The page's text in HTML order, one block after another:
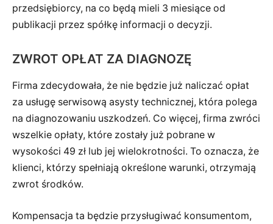
przedsiębiorcy, na co będą mieli 3 miesiące od
publikacji przez spółkę informacji o decyzji.
ZWROT OPŁAT ZA DIAGNOZĘ
Firma zdecydowała, że nie będzie już naliczać opłat
za usługę serwisową asysty technicznej, która polega
na diagnozowaniu uszkodzeń. Co więcej, firma zwróci
wszelkie opłaty, które zostały już pobrane w
wysokości 49 zł lub jej wielokrotności. To oznacza, że
klienci, którzy spełniają określone warunki, otrzymają
zwrot środków.
Kompensacja ta będzie przysługiwać konsumentom,